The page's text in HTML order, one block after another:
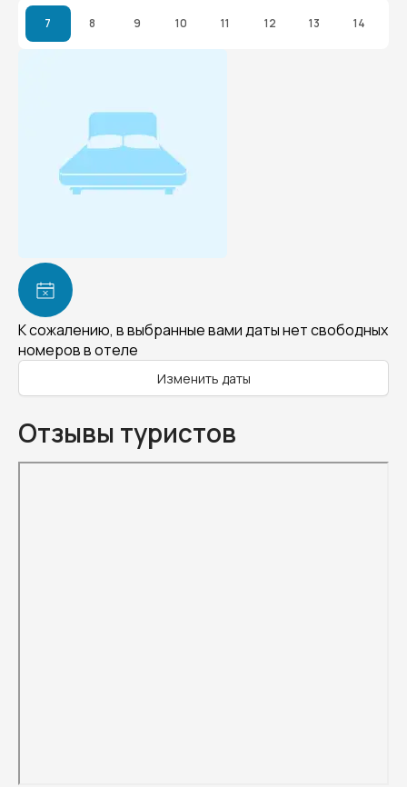
7 8 9 10 11 12 13 14
К сожалению, в выбранные вами даты нет свободных
номеров в отеле
Изменить даты
Отзывы туристов